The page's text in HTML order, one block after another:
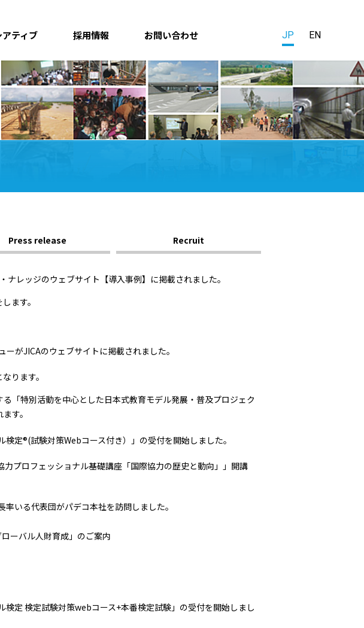
ティブ 採用情報 お問い合わせ JP EN
Press release Recruit
レッジのウェブサイト【導入事例】に掲載されました。
ます。
がJICAのウェブサイトに掲載されました。
ります。
「特別活動を中心とした日本式教育モデル発展・普及プロジェク
す。
定®(試験対策Webコース付き）」の受付を開始しました｡
力プロフェッショナル基礎講座「国際協力の歴史と動向」」開講
いる代表団がパデコ本社を訪問しました。
ーバル人財育成」のご案内
定 検定試験対策webコース+本番検定試験」の受付を開始しまし